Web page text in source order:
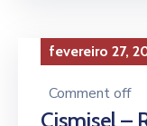
fevereiro 27,
Comment off
Cismisel –